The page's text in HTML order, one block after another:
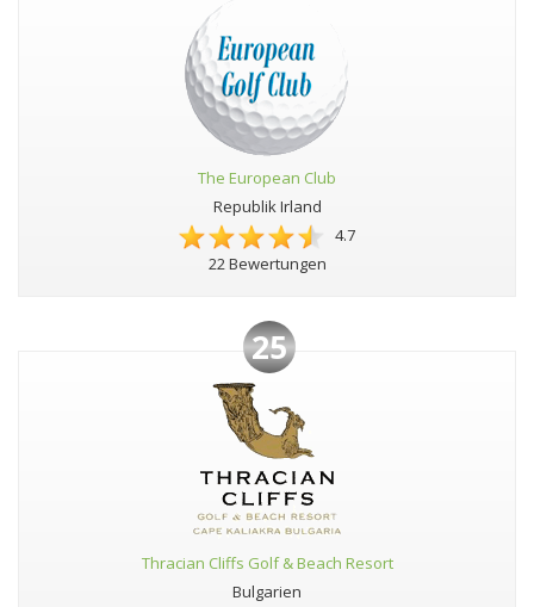
The European Club
Republik Irland
4.7
22 Bewertungen
25
Thracian Cliffs Golf & Beach Resort
Bulgarien